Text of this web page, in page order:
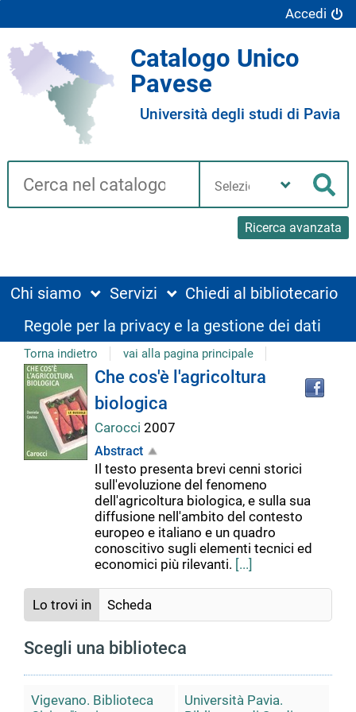
Accedi
Catalogo Unico
Pavese
Università degli studi di Pavia
Cerca su "Catalogo"
Ricerca avanzata
biblioteca
Chi siamo Servizi
Chiedi al bibliotecario
Regole per la privacy e la gestione dei dati
Torna indietro vai alla pagina principale
Dettaglio
del
documento
Che cos'è l'agricoltura
biologica
Carocci 2007
Abstract
Il testo presenta brevi cenni storici
sull'evoluzione del fenomeno
dell'agricoltura biologica, e sulla sua
diffusione nell'ambito del contesto
europeo e italiano e un quadro
conoscitivo sugli elementi tecnici ed
economici più rilevanti. [...]
Lo trovi in Scheda
Scegli una biblioteca
Vigevano. Biblioteca
Università Pavia.